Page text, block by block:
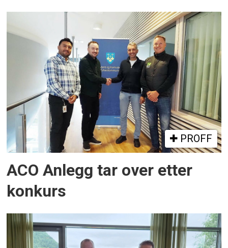
PROFF
ACO Anlegg tar over etter
konkurs